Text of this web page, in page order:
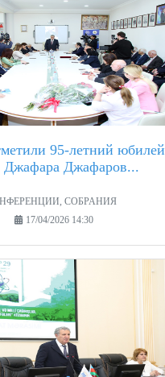
95-летний юбилей
Джафара Джафаров...
СОБРАНИЯ
17/04/2026 14:30